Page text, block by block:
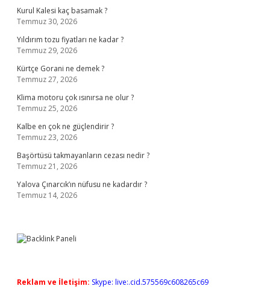
Kurul Kalesi kaç basamak ?
Temmuz 30, 2026
Yıldırım tozu fiyatları ne kadar ?
Temmuz 29, 2026
Kürtçe Gorani ne demek ?
Temmuz 27, 2026
Klima motoru çok ısınırsa ne olur ?
Temmuz 25, 2026
Kalbe en çok ne güçlendirir ?
Temmuz 23, 2026
Başörtüsü takmayanların cezası nedir ?
Temmuz 21, 2026
Yalova Çınarcık’ın nüfusu ne kadardır ?
Temmuz 14, 2026
Reklam ve İletişim: Skype: live:.cid.575569c608265c69